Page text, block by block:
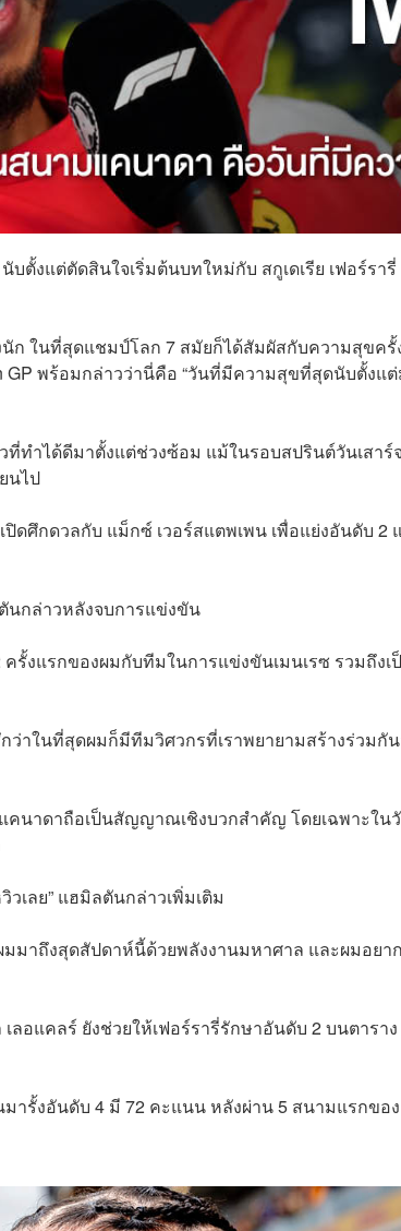
บตั้งแต่ตัดสินใจเริ่มต้นบทใหม่กับ สกูเดเรีย เฟอร์รารี่
ก ในที่สุดแชมป์โลก 7 สมัยก็ได้สัมผัสกับความสุขครั้
GP พร้อมกล่าวว่านี่คือ “วันที่มีความสุขที่สุดนับตั้งแ
ทำได้ดีมาตั้งแต่ช่วงซ้อม แม้ในรอบสปรินต์วันเสาร์
นไป
ศึกดวลกับ แม็กซ์ เวอร์สแตพเพน เพื่อแย่งอันดับ 2
นกล่าวหลังจบการแข่งขัน
รั้งแรกของผมกับทีมในการแข่งขันเมนเรซ รวมถึงเ
าในที่สุดผมก็มีทีมวิศวกรที่เราพยายามสร้างร่วมกั
คนาดาถือเป็นสัญญาณเชิงบวกสำคัญ โดยเฉพาะใน
เลย” แฮมิลตันกล่าวเพิ่มเติม
มาถึงสุดสัปดาห์นี้ด้วยพลังงานมหาศาล และผมอยา
อแคลร์ ยังช่วยให้เฟอร์รารี่รักษาอันดับ 2 บนตาราง
รั้งอันดับ 4 มี 72 คะแนน หลังผ่าน 5 สนามแรกของ